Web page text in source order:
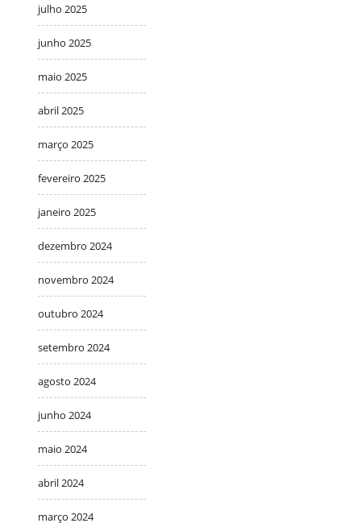
julho 2025
junho 2025
maio 2025
abril 2025
março 2025
fevereiro 2025
janeiro 2025
dezembro 2024
novembro 2024
outubro 2024
setembro 2024
agosto 2024
junho 2024
maio 2024
abril 2024
março 2024